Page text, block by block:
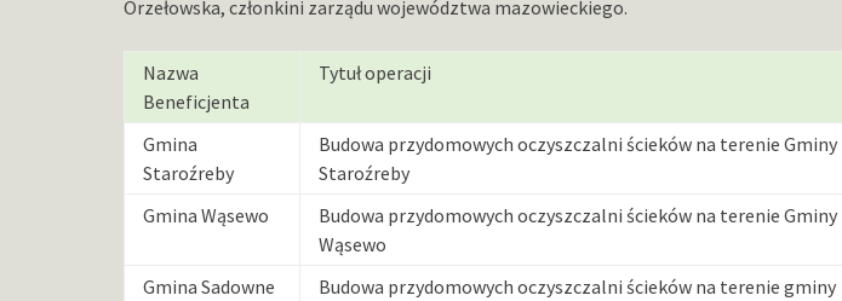
Orzełowska, członkini zarządu województwa mazowieckiego.
Nazwa
Beneficjenta
Tytuł operacji
Gmina
Staroźreby
Budowa przydomowych oczyszczalni ścieków na terenie Gminy
Staroźreby
Gmina Wąsewo
Budowa przydomowych oczyszczalni ścieków na terenie Gminy
Wąsewo
Gmina Sadowne
Budowa przydomowych oczyszczalni ścieków na terenie gminy